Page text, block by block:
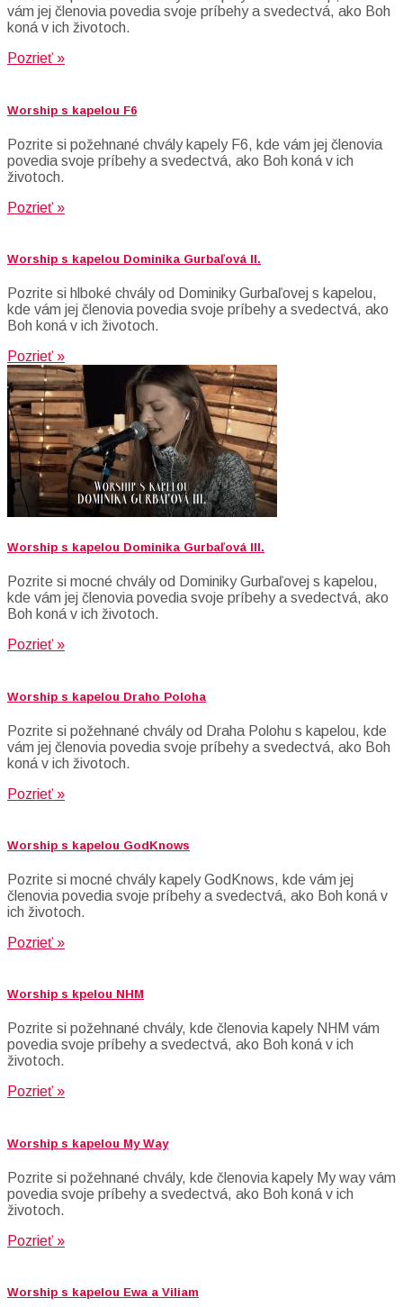
vám jej členovia povedia svoje príbehy a svedectvá, ako Boh
koná v ich životoch.
Pozrieť »
Worship s kapelou F6
Pozrite si požehnané chvály kapely F6, kde vám jej členovia
povedia svoje príbehy a svedectvá, ako Boh koná v ich
životoch.
Pozrieť »
Worship s kapelou Dominika Gurbaľová II.
Pozrite si hlboké chvály od Dominiky Gurbaľovej s kapelou,
kde vám jej členovia povedia svoje príbehy a svedectvá, ako
Boh koná v ich životoch.
Pozrieť »
Worship s kapelou Dominika Gurbaľová III.
Pozrite si mocné chvály od Dominiky Gurbaľovej s kapelou,
kde vám jej členovia povedia svoje príbehy a svedectvá, ako
Boh koná v ich životoch.
Pozrieť »
Worship s kapelou Draho Poloha
Pozrite si požehnané chvály od Draha Polohu s kapelou, kde
vám jej členovia povedia svoje príbehy a svedectvá, ako Boh
koná v ich životoch.
Pozrieť »
Worship s kapelou GodKnows
Pozrite si mocné chvály kapely GodKnows, kde vám jej
členovia povedia svoje príbehy a svedectvá, ako Boh koná v
ich životoch.
Pozrieť »
Worship s kpelou NHM
Pozrite si požehnané chvály, kde členovia kapely NHM vám
povedia svoje príbehy a svedectvá, ako Boh koná v ich
životoch.
Pozrieť »
Worship s kapelou My Way
Pozrite si požehnané chvály, kde členovia kapely My way vám
povedia svoje príbehy a svedectvá, ako Boh koná v ich
životoch.
Pozrieť »
Worship s kapelou Ewa a Viliam